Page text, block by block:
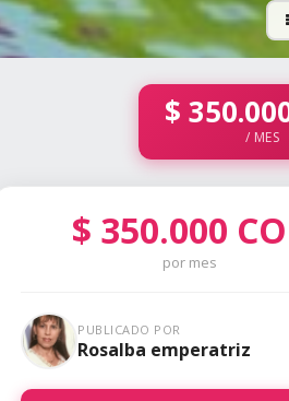
$
/ MES
$ 350.000
por mes
PUBLICADO POR
Rosalba emperatriz